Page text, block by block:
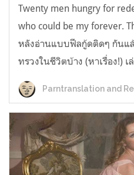
Twenty men hungry for
who could be my forever.
หลังอ่านแบบฟีลกู้ดติดๆ กันแ
ทรวงในชีวิตบ้าง (หาเรื่อง!) เ
Parntranslation and